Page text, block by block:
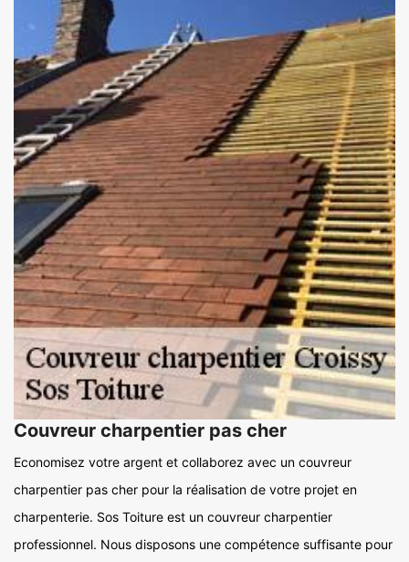
Couvreur charpentier pas cher
Economisez votre argent et collaborez avec un couvreur
charpentier pas cher pour la réalisation de votre projet en
charpenterie. Sos Toiture est un couvreur charpentier
professionnel. Nous disposons une compétence suffisante pour